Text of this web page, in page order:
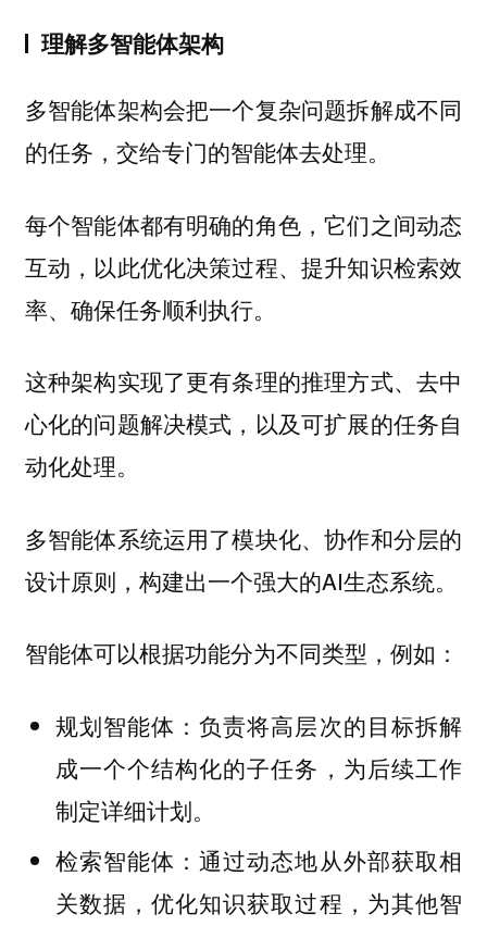
理解多智能体架构
多智能体架构会把一个复杂问题拆解成不同
的任务，交给专门的智能体去处理。
每个智能体都有明确的角色，它们之间动态
互动，以此优化决策过程、提升知识检索效
率、确保任务顺利执行。
这种架构实现了更有条理的推理方式、去中
心化的问题解决模式，以及可扩展的任务自
动化处理。
多智能体系统运用了模块化、协作和分层的
设计原则，构建出一个强大的AI生态系统。
智能体可以根据功能分为不同类型，例如：
规划智能体 ：负责将高层次的目标拆解
成一个个结构化的子任务，为后续工作
制定详细计划。
检索智能体 ：通过动态地从外部获取相
关数据，优化知识获取过程，为其他智